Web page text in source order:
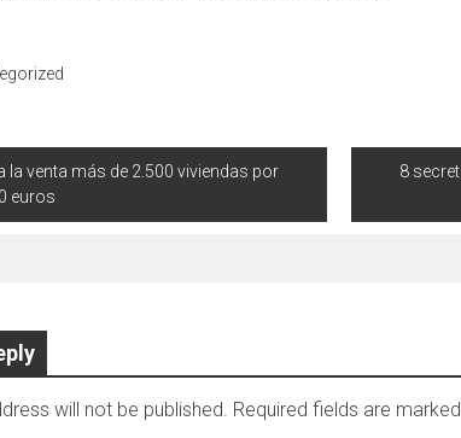
la venta más de 2.500 viviendas por
euros
8
will not be published. Required fields are marked